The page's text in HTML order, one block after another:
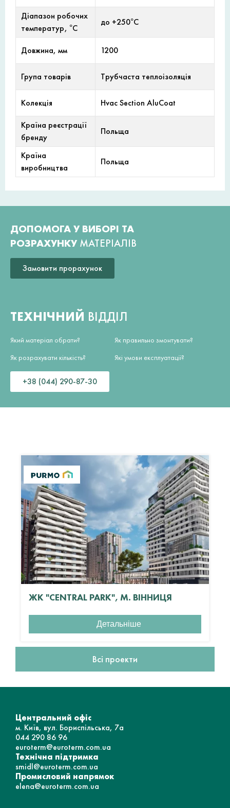
Діапазон робочих
температур, °С
до +250°С
Довжина, мм 1200
Група товарів Трубчаста теплоізоляція
Колекція Hvac Section AluCoat
Країна реєстрації
бренду
Польща
Країна
виробництва
Польща
ДОПОМОГА У ВИБОРІ ТА
РОЗРАХУНКУ МАТЕРІАЛІВ
Замовити прорахунок
ТЕХНІЧНИЙ ВІДДІЛ
Який матеріал обрати?
Як розрахувати кількість?
Як правильно змонтувати?
Які умови експлуатації?
+38 (044) 290-87-30
ЖК "CENTRAL PARK", М. ВІННИЦЯ
Детальніше
Всі проекти
Центральний офіс
м. Київ, вул. Бориспільська, 7а
044 290 86 96
euroterm@euroterm.com.ua
Технічна підтримка
smidl@euroterm.com.ua
Промисловий напрямок
elena@euroterm.com.ua